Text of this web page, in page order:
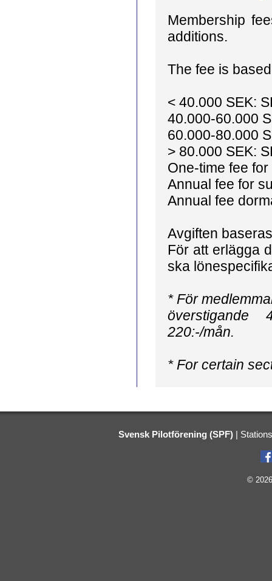
Membership
additions.
The fee is
< 40.000 SEK:
40.000-60.000
60.000-80.000
> 80.000 SEK:
One-time fee
Annual fee for
Annual fee
Avgiften
För att erlägga
ska
* För
överstigande
220:-/mån.
* For certain
Svensk Pilotförening (SPF)
©